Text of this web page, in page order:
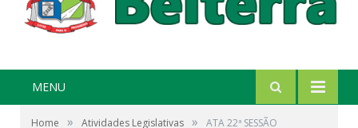
MENU
Home » Atividades Legislativas »
ATA 22ª SESSÃO